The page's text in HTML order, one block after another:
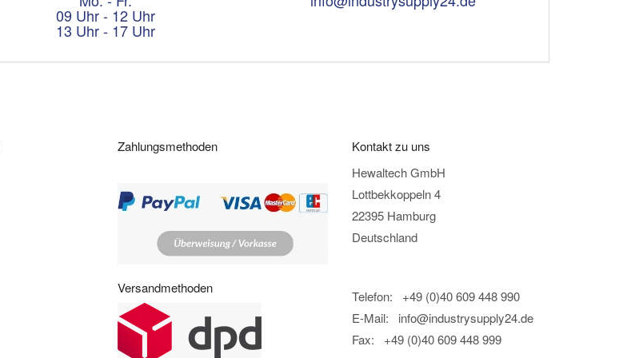
f
n
u
n
09 Uhr - 12 Uhr
13 Uhr - 17 Uhr
a
:
Zahlungsmethoden
Versandmethoden
Kontakt zu uns
Hewaltech GmbH
Lottbekkoppeln 4
22395 Hamburg
Deutschland
Telefon: +49 (0)40 609 448 990
E-Mail: info@industrysupply24.de
Fax: +49 (0)40 609 448 999